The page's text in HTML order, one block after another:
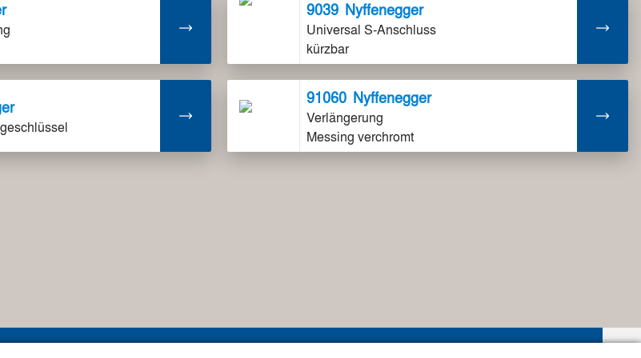
9039 Nyffenegger
Universal S-Anschluss
kürzbar
91060 Nyffenegger
Verlängerung
Messing verchromt